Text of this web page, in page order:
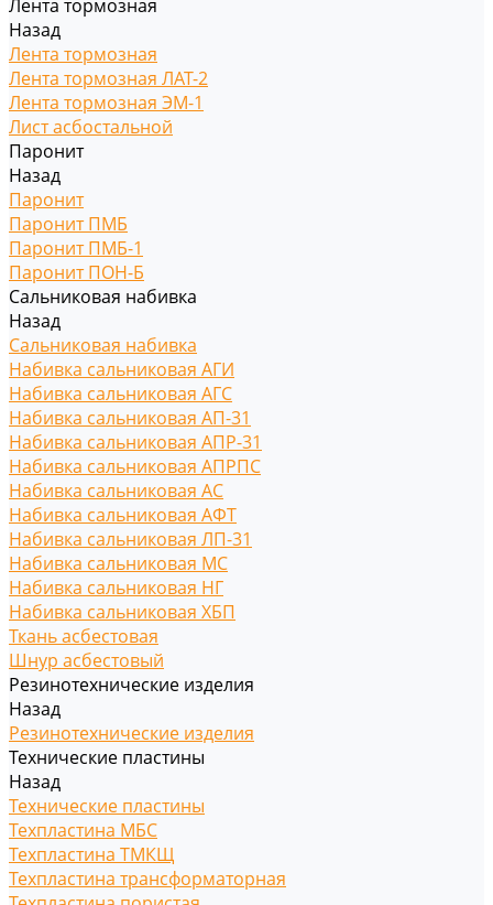
Лента тормозная
Назад
Лента тормозная
Лента тормозная ЛАТ-2
Лента тормозная ЭМ-1
Лист асбостальной
Паронит
Назад
Паронит
Паронит ПМБ
Паронит ПМБ-1
Паронит ПОН-Б
Сальниковая набивка
Назад
Сальниковая набивка
Набивка сальниковая АГИ
Набивка сальниковая АГС
Набивка сальниковая АП-31
Набивка сальниковая АПР-31
Набивка сальниковая АПРПС
Набивка сальниковая АС
Набивка сальниковая АФТ
Набивка сальниковая ЛП-31
Набивка сальниковая МС
Набивка сальниковая НГ
Набивка сальниковая ХБП
Ткань асбестовая
Шнур асбестовый
Резинотехнические изделия
Назад
Резинотехнические изделия
Технические пластины
Назад
Технические пластины
Техпластина МБС
Техпластина ТМКЩ
Техпластина трансформаторная